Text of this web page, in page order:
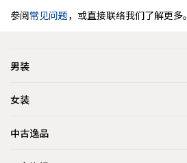
参阅常见问题，或直接联络我们了解更多。
男装
女装
中古逸品